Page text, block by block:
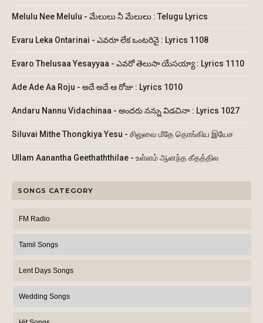
Melulu Nee Melulu - మేలులు నీ మేలులు : Telugu Lyrics
Evaru Leka Ontarinai - ఎవరూ లేక ఒంటరినై : Lyrics 1108
Evaro Thelusaa Yesayyaa - ఎవరో తెలుసా యేసయ్యా : Lyrics 1110
Ade Ade Aa Roju - అదే అదే ఆ రోజు : Lyrics 1010
Andaru Nannu Vidachinaa - అందరు నన్ను విడచినా : Lyrics 1027
Siluvai Mithe Thongkiya Yesu - சிலுவை மீதே தொங்கிய இயேச
Ullam Aanantha Geethaththilae - உள்ளம் ஆனந்த கீதத்தில
SONGS CATEGORY
FM Radio
Tamil Songs
Lent Days Songs
Wedding Songs